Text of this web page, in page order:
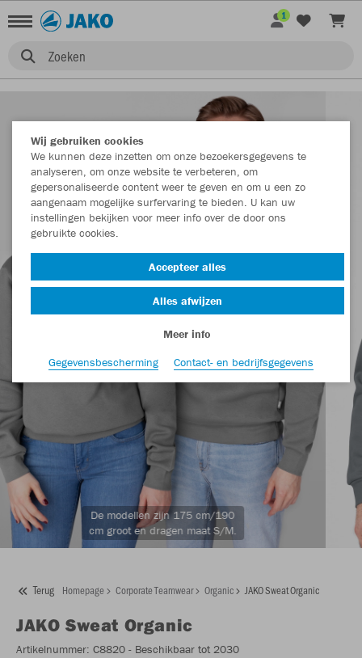
Zoeken
1
De modellen zijn 175 cm/190
cm groot en dragen maat S/M.
Terug Homepage Corporate Teamwear Organic JAKO Sweat Organic
JAKO Sweat Organic
Artikelnummer: C8820 - Beschikbaar tot 2030
Wij gebruiken cookies
We kunnen deze inzetten om onze bezoekersgegevens te
analyseren, om onze website te verbeteren, om
gepersonaliseerde content weer te geven en om u een zo
aangenaam mogelijke surfervaring te bieden. U kan uw
instellingen bekijken voor meer info over de door ons
gebruikte cookies.
Accepteer alles
Alles afwijzen
Meer info
Gegevensbescherming
Contact- en bedrijfsgegevens